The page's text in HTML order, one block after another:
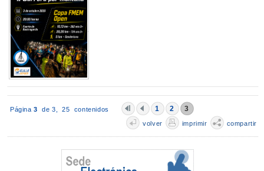
Página 3 de 3,25 contenidos 1 2 3
volver imprimir compartir